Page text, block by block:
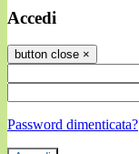
Accedi
button close ×
Password dimenticata?